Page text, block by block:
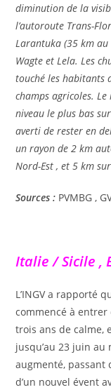
diminution de la
l’autoroute Trans-
Larantuka (35 km
Wagte et Lela. Les
touché les habitants
champs agricoles.
niveau le plus bas
averti de rester en
un rayon de 2 km
Nord-Est , et 5 km
Sources : PVMBG ,
Italie / Sicile ,
L’INGV a rapporté
commencé à
trois ans de calme,
jusqu’au 23 juin au
augmenté, passant
d’un nouvel évent